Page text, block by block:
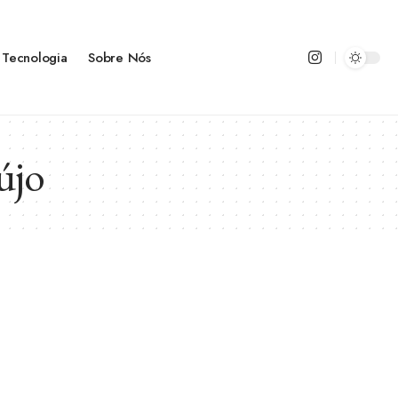
Tecnologia Sobre Nós